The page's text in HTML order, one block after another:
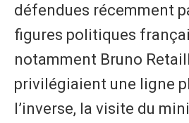
défendues récemment
figures politiques
notamment Bruno
privilégiaient une ligne
l’inverse, la visite du